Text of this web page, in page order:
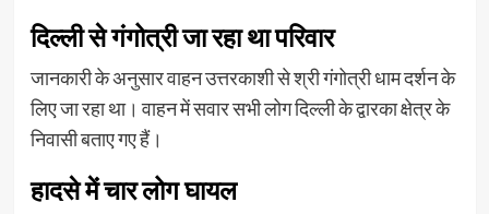
दिल्ली से गंगोत्री जा रहा था परिवार
जानकारी के अनुसार वाहन उत्तरकाशी से श्री गंगोत्री धाम दर्शन के
लिए जा रहा था। वाहन में सवार सभी लोग दिल्ली के द्वारका क्षेत्र के
निवासी बताए गए हैं।
हादसे में चार लोग घायल